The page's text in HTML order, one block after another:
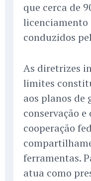
que cerca de
licenciamento
conduzidos
As diretrizes
limites
aos planos de
conservação
cooperação
ferramentas.
atua como